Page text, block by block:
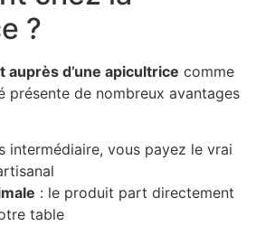
?
auprès d’une apicultrice comme
présente de nombreux avantages
intermédiaire, vous payez le vrai
: le produit part directement
table